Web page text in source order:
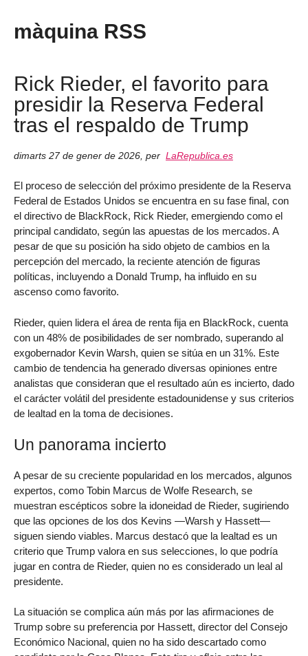
màquina RSS
Rick Rieder, el favorito para
presidir la Reserva Federal
tras el respaldo de Trump
dimarts 27 de gener de 2026 per LaRepublica.es
El proceso de selección del próximo presidente de la Reserva
Federal de Estados Unidos se encuentra en su fase final, con
el directivo de BlackRock, Rick Rieder, emergiendo como el
principal candidato, según las apuestas de los mercados. A
pesar de que su posición ha sido objeto de cambios en la
percepción del mercado, la reciente atención de figuras
políticas, incluyendo a Donald Trump, ha influido en su
ascenso como favorito.
Rieder, quien lidera el área de renta fija en BlackRock, cuenta
con un 48% de posibilidades de ser nombrado, superando al
exgobernador Kevin Warsh, quien se sitúa en un 31%. Este
cambio de tendencia ha generado diversas opiniones entre
analistas que consideran que el resultado aún es incierto, dado
el carácter volátil del presidente estadounidense y sus criterios
de lealtad en la toma de decisiones.
Un panorama incierto
A pesar de su creciente popularidad en los mercados, algunos
expertos, como Tobin Marcus de Wolfe Research, se
muestran escépticos sobre la idoneidad de Rieder, sugiriendo
que las opciones de los dos Kevins —Warsh y Hassett—
siguen siendo viables. Marcus destacó que la lealtad es un
criterio que Trump valora en sus selecciones, lo que podría
jugar en contra de Rieder, quien no es considerado un leal al
presidente.
La situación se complica aún más por las afirmaciones de
Trump sobre su preferencia por Hassett, director del Consejo
Económico Nacional, quien no ha sido descartado como